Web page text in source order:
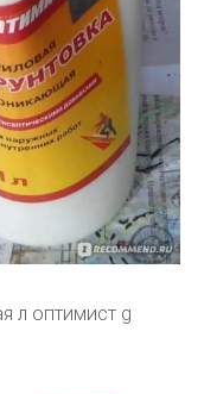
л оптимист g